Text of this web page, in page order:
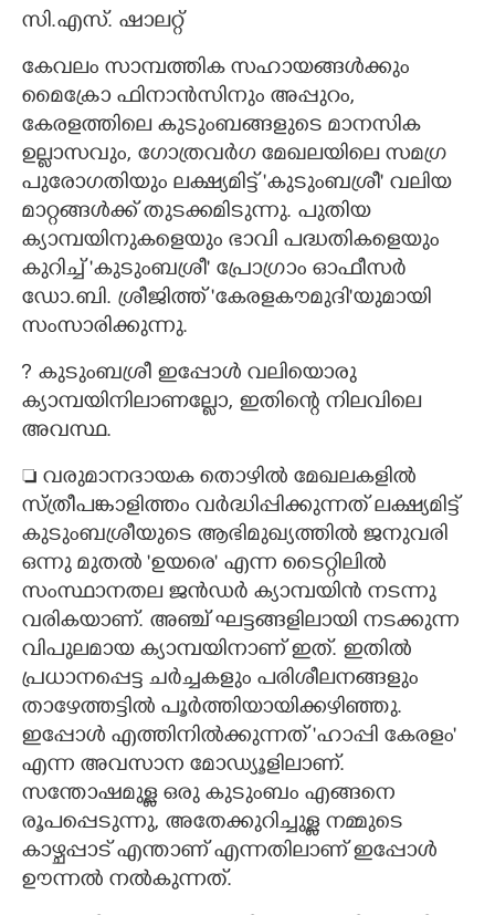
സി.എസ്. ഷാലറ്റ്
കേവലം സാമ്പത്തിക സഹായങ്ങൾക്കും
മൈക്രോ ഫിനാൻസിനും അപ്പുറം,
കേരളത്തിലെ കുടുംബങ്ങളുടെ മാനസിക
ഉല്ലാസവും,​ ഗോത്രവർഗ മേഖലയിലെ സമഗ്ര
പുരോഗതിയും ലക്ഷ്യമിട്ട് 'കുടുംബശ്രീ" വലിയ
മാറ്റങ്ങൾക്ക് തുടക്കമിടുന്നു. പുതിയ
ക്യാമ്പയിനുകളെയും ഭാവി പദ്ധതികളെയും
കുറിച്ച് 'കുടുംബശ്രീ" പ്രോഗ്രാം ഓഫീസർ
ഡോ.ബി. ശ്രീജിത്ത് 'കേരളകൗമുദി"യുമായി
സംസാരിക്കുന്നു.
? കുടുംബശ്രീ ഇപ്പോൾ വലിയൊരു
ക്യാമ്പയിനിലാണല്ലോ, ഇതിന്റെ നിലവിലെ
അവസ്ഥ.
 വരുമാനദായക തൊഴിൽ മേഖലകളിൽ
സ്ത്രീപങ്കാളിത്തം വർദ്ധിപ്പിക്കുന്നത് ലക്ഷ്യമിട്ട്
കുടുംബശ്രീയുടെ ആഭിമുഖ്യത്തിൽ ജനുവരി
ഒന്നു മുതൽ 'ഉയരെ" എന്ന ടൈറ്റിലിൽ
സംസ്ഥാനതല ജൻഡർ ക്യാമ്പയിൻ നടന്നു
വരികയാണ്. അഞ്ച് ഘട്ടങ്ങളിലായി നടക്കുന്ന
വിപുലമായ ക്യാമ്പയിനാണ് ഇത്. ഇതിൽ
പ്രധാനപ്പെട്ട ചർച്ചകളും പരിശീലനങ്ങളും
താഴേത്തട്ടിൽ പൂർത്തിയായിക്കഴിഞ്ഞു.
ഇപ്പോൾ എത്തിനിൽക്കുന്നത് 'ഹാപ്പി കേരളം"
എന്ന അവസാന മോഡ്യൂളിലാണ്.
സന്തോഷമുള്ള ഒരു കുടുംബം എങ്ങനെ
രൂപപ്പെടുന്നു, അതേക്കുറിച്ചുള്ള നമ്മുടെ
കാഴ്ചപ്പാട് എന്താണ് എന്നതിലാണ് ഇപ്പോൾ
ഊന്നൽ നൽകുന്നത്.